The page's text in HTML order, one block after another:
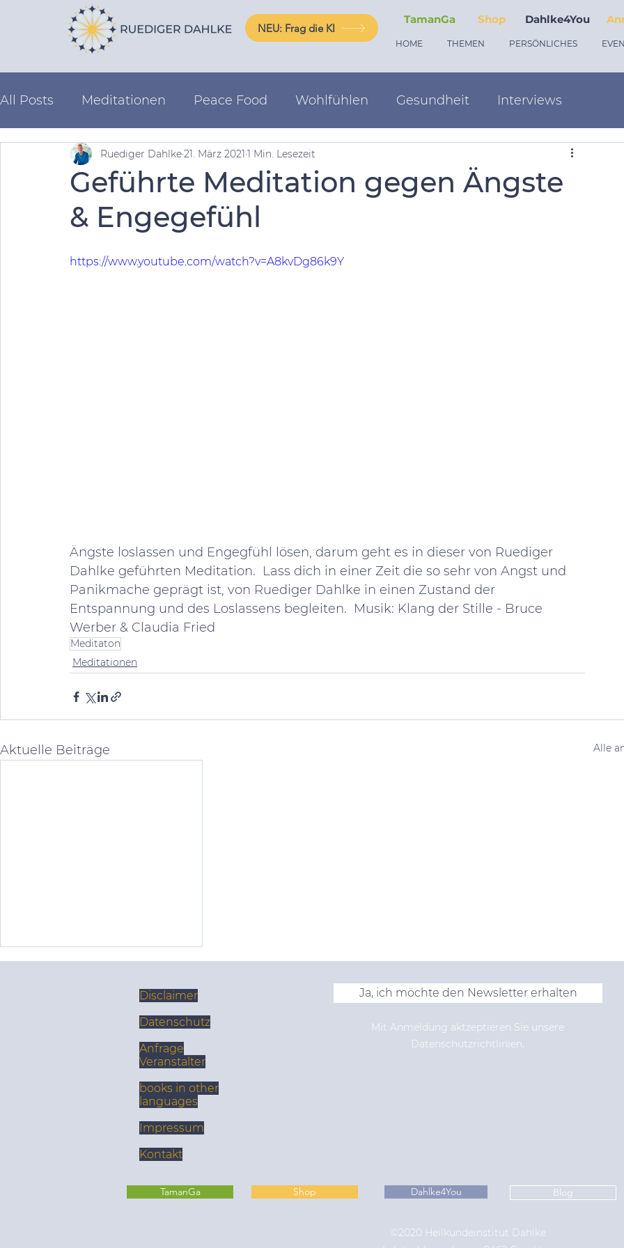
NEU: Frag die KI
TamanGa Shop Dahlke4You
HOME THEMEN PERSÖNLICHES
All Posts Meditationen Peace Food Wohlfühlen Gesundheit Interviews
Schicksalsgesetze
Geführte Meditation gegen Ängste
& Engegefühl
Ruediger Dahlke21. März 2021 1 Min. Lesezeit
https://www.youtube.com/watch?v=A8kvDg86k9Y
Ängste loslassen und Engegfühl lösen, darum geht es in dieser von Ruediger
Dahlke geführten Meditation.  Lass dich in einer Zeit die so sehr von Angst und
Panikmache geprägt ist, von Ruediger Dahlke in einen Zustand der
Entspannung und des Loslassens begleiten.  Musik: Klang der Stille - Bruce
Werber & Claudia Fried
Meditaton
Meditationen
Aktuelle Beiträge Alle
Geführte Meditation bei
Disclaimer
Datenschutz
Anfrage
Veranstalter
books in other
languages
Impressum
Kontakt
Ja, ich möchte den Newsletter erhalten
Mit Anmeldung aktzeptieren Sie unsere
Datenschutzrichtlinien.
TamanGa Shop Dahlke4You Blog
©2020 Heilkundeinstitut Dahlke